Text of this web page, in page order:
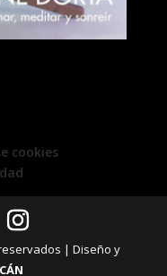
cookies
| Diseño y